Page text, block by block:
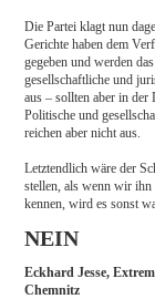
Die Partei klagt nun
Gerichte haben dem
gegeben und werden
gesellschaftliche und
aus – sollten aber in der
Politische und
reichen aber nicht aus.
Letztendlich wäre der
stellen, als wenn wir
kennen, wird es sonst
NEIN
Eckhard Jesse,
Chemnitz